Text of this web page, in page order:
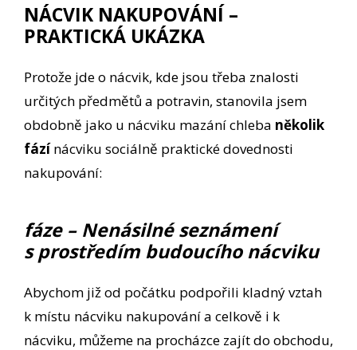
NÁCVIK NAKUPOVÁNÍ –
PRAKTICKÁ UKÁZKA
Protože jde o nácvik, kde jsou třeba znalosti
určitých předmětů a potravin, stanovila jsem
obdobně jako u nácviku mazání chleba několik
fázínácviku sociálně praktické dovednosti
nakupování:
fáze – Nenásilné seznámení
s prostředím budoucího nácviku
Abychom již od počátku podpořili kladný vztah
k místu nácviku nakupování a celkově i k
nácviku, můžeme na procházce zajít do obchodu,